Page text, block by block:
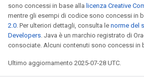
sono concessi in base alla licenza Creative
mentre gli esempi di codice sono concessi in
2.0. Per ulteriori dettagli, consulta le norme del
Developers. Java è un marchio registrato di
consociate. Alcuni contenuti sono concessi in
Ultimo aggiornamento 2025-07-28 UTC.